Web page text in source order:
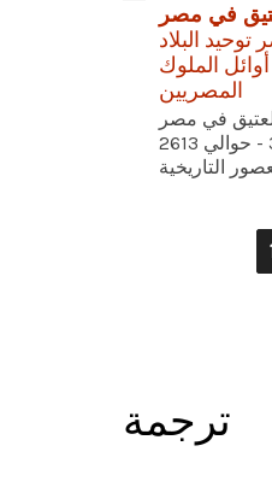
في مصر
البلاد
الملوك
المصريين
في مصر
(حوالي 3150 - حوالي 2613
ترجمة